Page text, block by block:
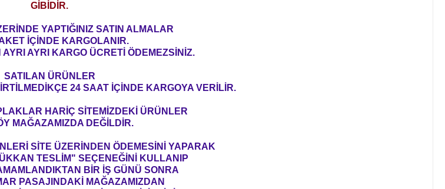
GİBİDİR.
YAPTIĞINIZ SATIN ALMALAR
İÇİNDE KARGOLANIR.
AYRI KARGO ÜCRETİ ÖDEMEZSİNİZ.
SATILAN ÜRÜNLER
24 SAAT İÇİNDE KARGOYA VERİLİR.
HARİÇ SİTEMİZDEKİ ÜRÜNLER
MAĞAZAMIZDA DEĞİLDİR.
SİTE ÜZERİNDEN ÖDEMESİNİ YAPARAK
TESLİM" SEÇENEĞİNİ KULLANIP
BİR İŞ GÜNÜ SONRA
PASAJINDAKİ MAĞAZAMIZDAN